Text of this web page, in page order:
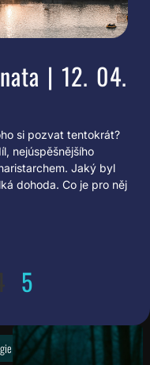
| 12. 04.
si pozvat tentokrát?
nejúspěšnějšího
Jaký byl
dohoda. Co je pro něj
5